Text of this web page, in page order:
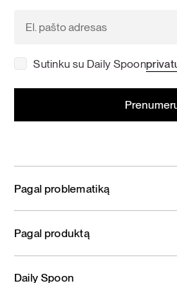
Sutinku su Daily Spoon
Pagal problematiką
Pagal produktą
Daily Spoon